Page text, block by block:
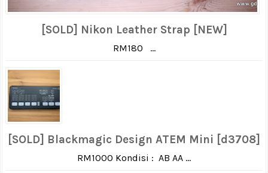
[SOLD] Nikon Leather Strap [NEW]
RM180 ...
[SOLD] Blackmagic Design ATEM Mini [d3708]
RM1000 Kondisi : AB AA ...